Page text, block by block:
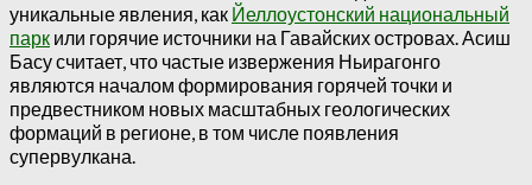
уникальные явления, как Йеллоустонский национальный
парк или горячие источники на Гавайских островах. Асиш
Басу считает, что частые извержения Ньирагонго
являются началом формирования горячей точки и
предвестником новых масштабных геологических
формаций в регионе, в том числе появления
супервулкана.